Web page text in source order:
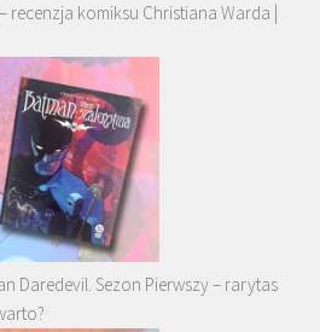
recenzja komiksu Christiana Warda |
Daredevil. Sezon Pierwszy – rarytas